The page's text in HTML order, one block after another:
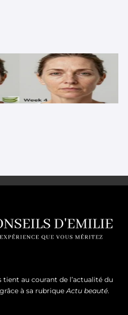
tient au courant de l’actualité du
à sa rubriqueActu beauté.